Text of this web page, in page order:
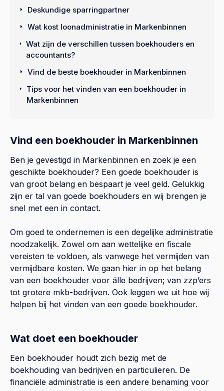
Vind een boekhouder in Markenbinnen
Ben je gevestigd in Markenbinnen en zoek je een
geschikte boekhouder? Een goede boekhouder is
van groot belang en bespaart je veel geld. Gelukkig
zijn er tal van goede boekhouders en wij brengen je
snel met een in contact.
Om goed te ondernemen is een degelijke administratie
noodzakelijk. Zowel om aan wettelijke en fiscale
vereisten te voldoen, als vanwege het vermijden van
vermijdbare kosten. We gaan hier in op het belang
van een boekhouder voor álle bedrijven; van zzp’ers
tot grotere mkb-bedrijven. Ook leggen we uit hoe wij
helpen bij het vinden van een goede boekhouder.
Wat doet een boekhouder
Een boekhouder houdt zich bezig met de
boekhouding van bedrijven en particulieren. De
financiële administratie is een andere benaming voor
Deskundige sparringpartner
Wat kost loonadministratie in Markenbinnen
Wat zijn de verschillen tussen boekhouders en
accountants?
Vind de beste boekhouder in Markenbinnen
Tips voor het vinden van een boekhouder in
Markenbinnen